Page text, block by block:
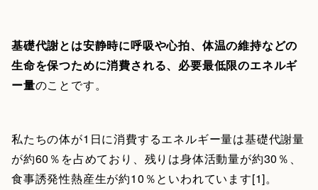
基礎代謝とは安静時に呼吸や心拍、体温の維持などの
生命を保つために消費される、必要最低限のエネルギ
ー量のことです。
私たちの体が1日に消費するエネルギー量は基礎代謝量
が約60％を占めており、残りは身体活動量が約30％、
食事誘発性熱産生が約10％といわれています[1]。